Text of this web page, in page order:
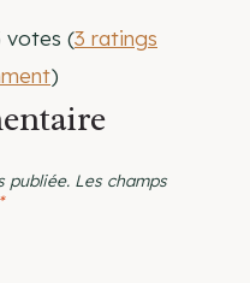
votes (3 ratings
)
publiée. Les champs
*